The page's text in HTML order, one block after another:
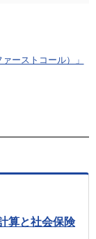
ーストコール）」
算と社会保険